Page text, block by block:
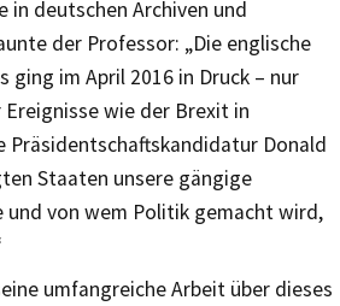
in deutschen Archiven und
der Professor: „Die englische
ging im April 2016 in Druck – nur
wie der Brexit in
Präsidentschaftskandidatur Donald
Staaten unsere gängige
und von wem Politik gemacht wird,
umfangreiche Arbeit über dieses